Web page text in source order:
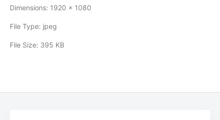
Dimensions: 1920 x 1080
File Type: jpeg
File Size: 395 KB